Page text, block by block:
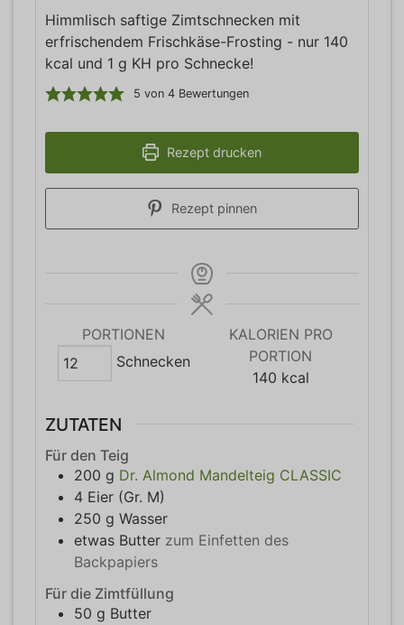
Himmlisch saftige Zimtschnecken mit
erfrischendem Frischkäse-Frosting - nur 140
kcal und 1 g KH pro Schnecke!
5 von 4Bewertungen
Rezept drucken
Rezept pinnen
PORTIONEN
Schnecken
KALORIEN PRO
PORTION
140 kcal
ZUTATEN
Für den Teig
200 g Dr. Almond Mandelteig CLASSIC
4 Eier (Gr. M)
250 g Wasser
etwas Butter zum Einfetten des
Backpapiers
Für die Zimtfüllung
50 g Butter